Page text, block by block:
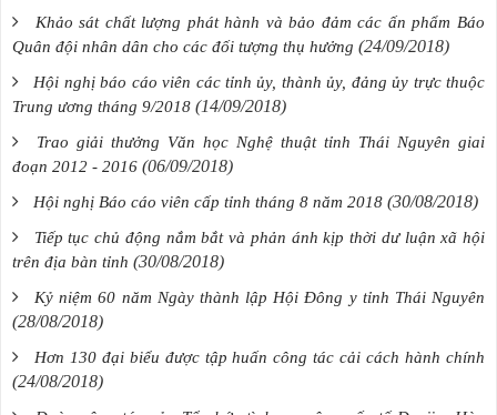
Khảo sát chất lượng phát hành và bảo đảm các ấn phẩm Báo
Quân đội nhân dân cho các đối tượng thụ hưởng (24/09/2018)
Hội nghị báo cáo viên các tỉnh ủy, thành ủy, đảng ủy trực thuộc
Trung ương tháng 9/2018 (14/09/2018)
Trao giải thưởng Văn học Nghệ thuật tỉnh Thái Nguyên giai
đoạn 2012 - 2016 (06/09/2018)
Hội nghị Báo cáo viên cấp tỉnh tháng 8 năm 2018 (30/08/2018)
Tiếp tục chủ động nắm bắt và phản ánh kịp thời dư luận xã hội
trên địa bàn tỉnh (30/08/2018)
Kỷ niệm 60 năm Ngày thành lập Hội Đông y tỉnh Thái Nguyên
(28/08/2018)
Hơn 130 đại biểu được tập huấn công tác cải cách hành chính
(24/08/2018)